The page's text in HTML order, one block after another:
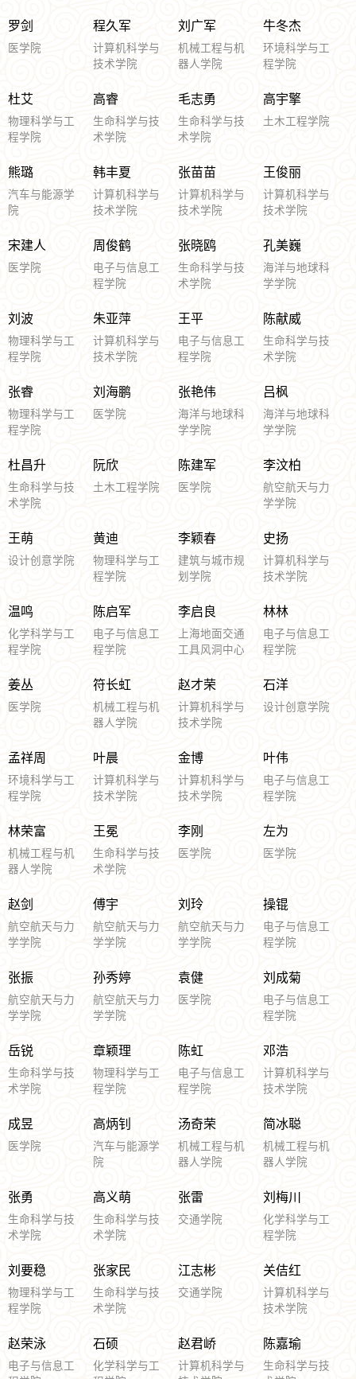
罗剑
医学院
程久军
计算机科学与
技术学院
刘广军
机械工程与机
器人学院
牛冬杰
环境科学与工
程学院
杜艾
物理科学与工
程学院
高睿
生命科学与技
术学院
毛志勇
生命科学与技
术学院
高宇擎
土木工程学院
熊璐
汽车与能源学
院
韩丰夏
计算机科学与
技术学院
张苗苗
计算机科学与
技术学院
王俊丽
计算机科学与
技术学院
宋建人
医学院
周俊鹤
电子与信息工
程学院
张晓鸥
生命科学与技
术学院
孔美巍
海洋与地球科
学学院
刘波
物理科学与工
程学院
朱亚萍
计算机科学与
技术学院
王平
电子与信息工
程学院
陈献威
生命科学与技
术学院
张睿
物理科学与工
程学院
刘海鹏
医学院
张艳伟
海洋与地球科
学学院
吕枫
海洋与地球科
学学院
杜昌升
生命科学与技
术学院
阮欣
土木工程学院
陈建军
医学院
李汶柏
航空航天与力
学学院
王萌
设计创意学院
黄迪
物理科学与工
程学院
李颖春
建筑与城市规
划学院
史扬
计算机科学与
技术学院
温鸣
化学科学与工
程学院
陈启军
电子与信息工
程学院
李启良
上海地面交通
工具风洞中心
林林
电子与信息工
程学院
姜丛
医学院
符长虹
机械工程与机
器人学院
赵才荣
计算机科学与
技术学院
石洋
设计创意学院
孟祥周
环境科学与工
程学院
叶晨
计算机科学与
技术学院
金博
计算机科学与
技术学院
叶伟
电子与信息工
程学院
林荣富
机械工程与机
器人学院
王冕
生命科学与技
术学院
李刚
医学院
左为
医学院
赵剑
航空航天与力
学学院
傅宇
航空航天与力
学学院
刘玲
航空航天与力
学学院
操锟
电子与信息工
程学院
张振
航空航天与力
学学院
孙秀婷
航空航天与力
学学院
袁健
医学院
刘成菊
电子与信息工
程学院
岳锐
生命科学与技
术学院
章颖理
物理科学与工
程学院
陈虹
电子与信息工
程学院
邓浩
计算机科学与
技术学院
成昱
医学院
高炳钊
汽车与能源学
院
汤奇荣
机械工程与机
器人学院
简冰聪
机械工程与机
器人学院
张勇
生命科学与技
术学院
高义萌
生命科学与技
术学院
张雷
交通学院
刘梅川
化学科学与工
程学院
刘要稳
物理科学与工
程学院
张家民
生命科学与技
术学院
江志彬
交通学院
关佶红
计算机科学与
技术学院
赵荣泳
电子与信息工
石硕
化学科学与工
赵君峤
计算机科学与
陈嘉瑜
生命科学与技